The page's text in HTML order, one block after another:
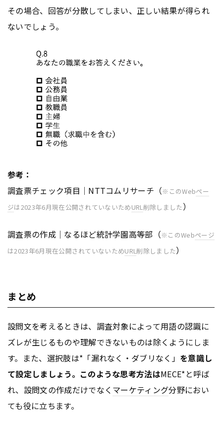
その場合、回答が分散してしまい、正しい結果が得られ
ないでしょう。
参考：
調査票チェック項目｜NTTコムリサーチ（※このWebペー
ジは2023年6月現在公開されていないためURL 削除しました）
調査票の作成｜なるほど統計学園高等部（※このWebページ
は2023年6月現在公開されていないためURL削除しました）
まとめ
設問文を考えるときは、調査対象によって用語の認識に
ズレが生じるものや理解できないものは除くようにしま
す。また、選択肢は*「漏れなく・ダブリなく」 を意識し
て設定しましょう。このような思考方法はMECE*と呼ば
れ、設問文の作成だけでなく マーケティング分野におい
ても役に立ちます。